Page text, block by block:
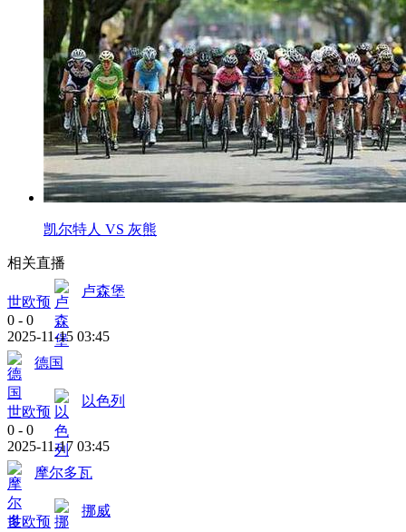
凯尔特人 VS 灰熊
相关直播
世欧预
卢森堡
0 - 0
2025-11-15 03:45
德国
世欧预
以色列
0 - 0
2025-11-17 03:45
摩尔多瓦
世欧预
挪威